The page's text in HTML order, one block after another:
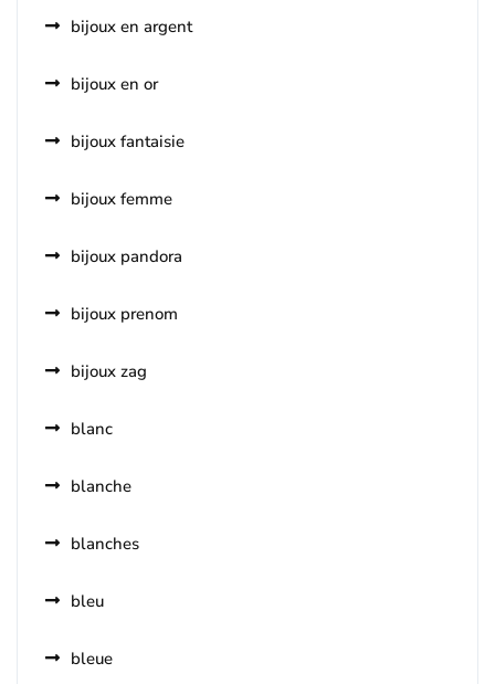
bijoux en argent
bijoux en or
bijoux fantaisie
bijoux femme
bijoux pandora
bijoux prenom
bijoux zag
blanc
blanche
blanches
bleu
bleue